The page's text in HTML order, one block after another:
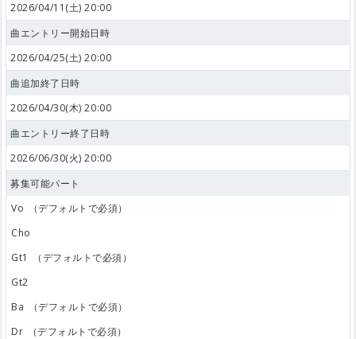
2026/04/11(土) 20:00
曲エントリー開始日時
2026/04/25(土) 20:00
曲追加終了日時
2026/04/30(木) 20:00
曲エントリー終了日時
2026/06/30(火) 20:00
募集可能パート
Vo
（デフォルトで必須）
Cho
Gt1
（デフォルトで必須）
Gt2
Ba
（デフォルトで必須）
Dr
（デフォルトで必須）